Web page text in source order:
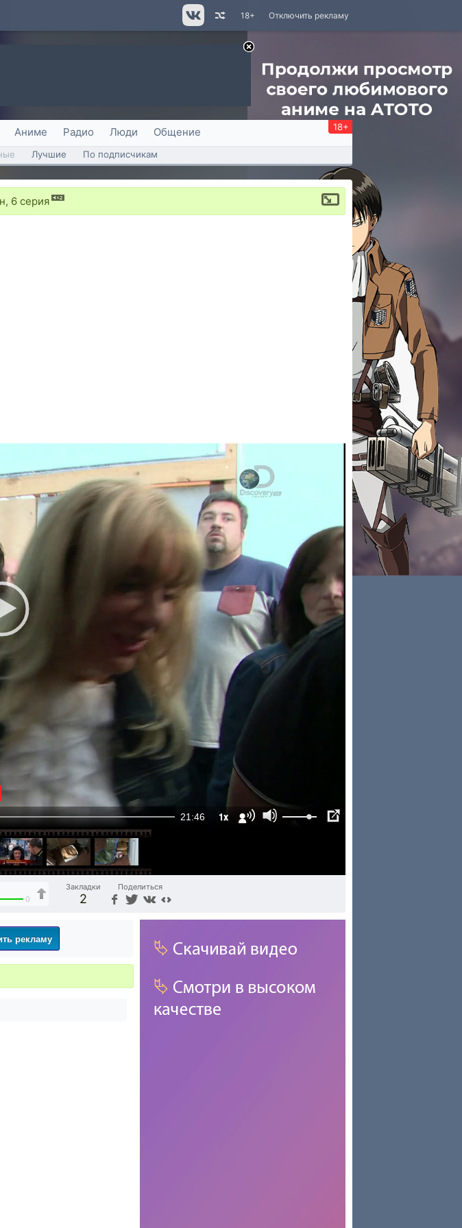
Отключить рекламу
18+
Аниме Радио Люди Общение 18+
Лучшие По подписчикам
6 серия
21:46 1x
0
Закладки
2
Поделиться
рекламу